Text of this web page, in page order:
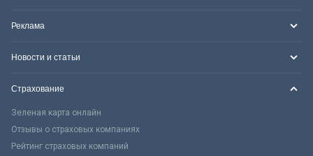
Реклама
Новости и статьи
Страхование
Зеленая карта онлайн
Отзывы о страховых компаниях
Рейтинг страховых компаний